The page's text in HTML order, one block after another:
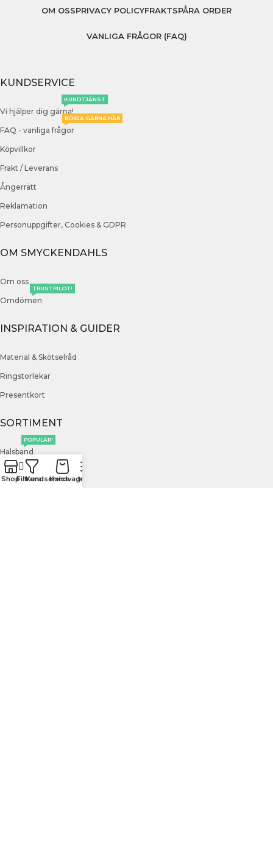
OM OSSPRIVACY POLICYFRAKTSPÅRA ORDER
VANLIGA FRÅGOR (FAQ)
KUNDSERVICE
Vi hjälper dig gärna!
KUNDTJÄNST
FAQ - vanliga frågor
BÖRJA GÄRNA HÄR
Köpvillkor
Frakt / Leverans
Ångerrätt
Reklamation
Personuppgifter, Cookies & GDPR
OM SMYCKENDAHLS
Om oss
Omdömen
TRUSTPILOT!
INSPIRATION & GUIDER
Material & Skötselråd
Ringstorlekar
Presentkort
SORTIMENT
Halsband
POPULÄR!
Armband
ShopFiltrera
Kundservice
KundvagnMeny